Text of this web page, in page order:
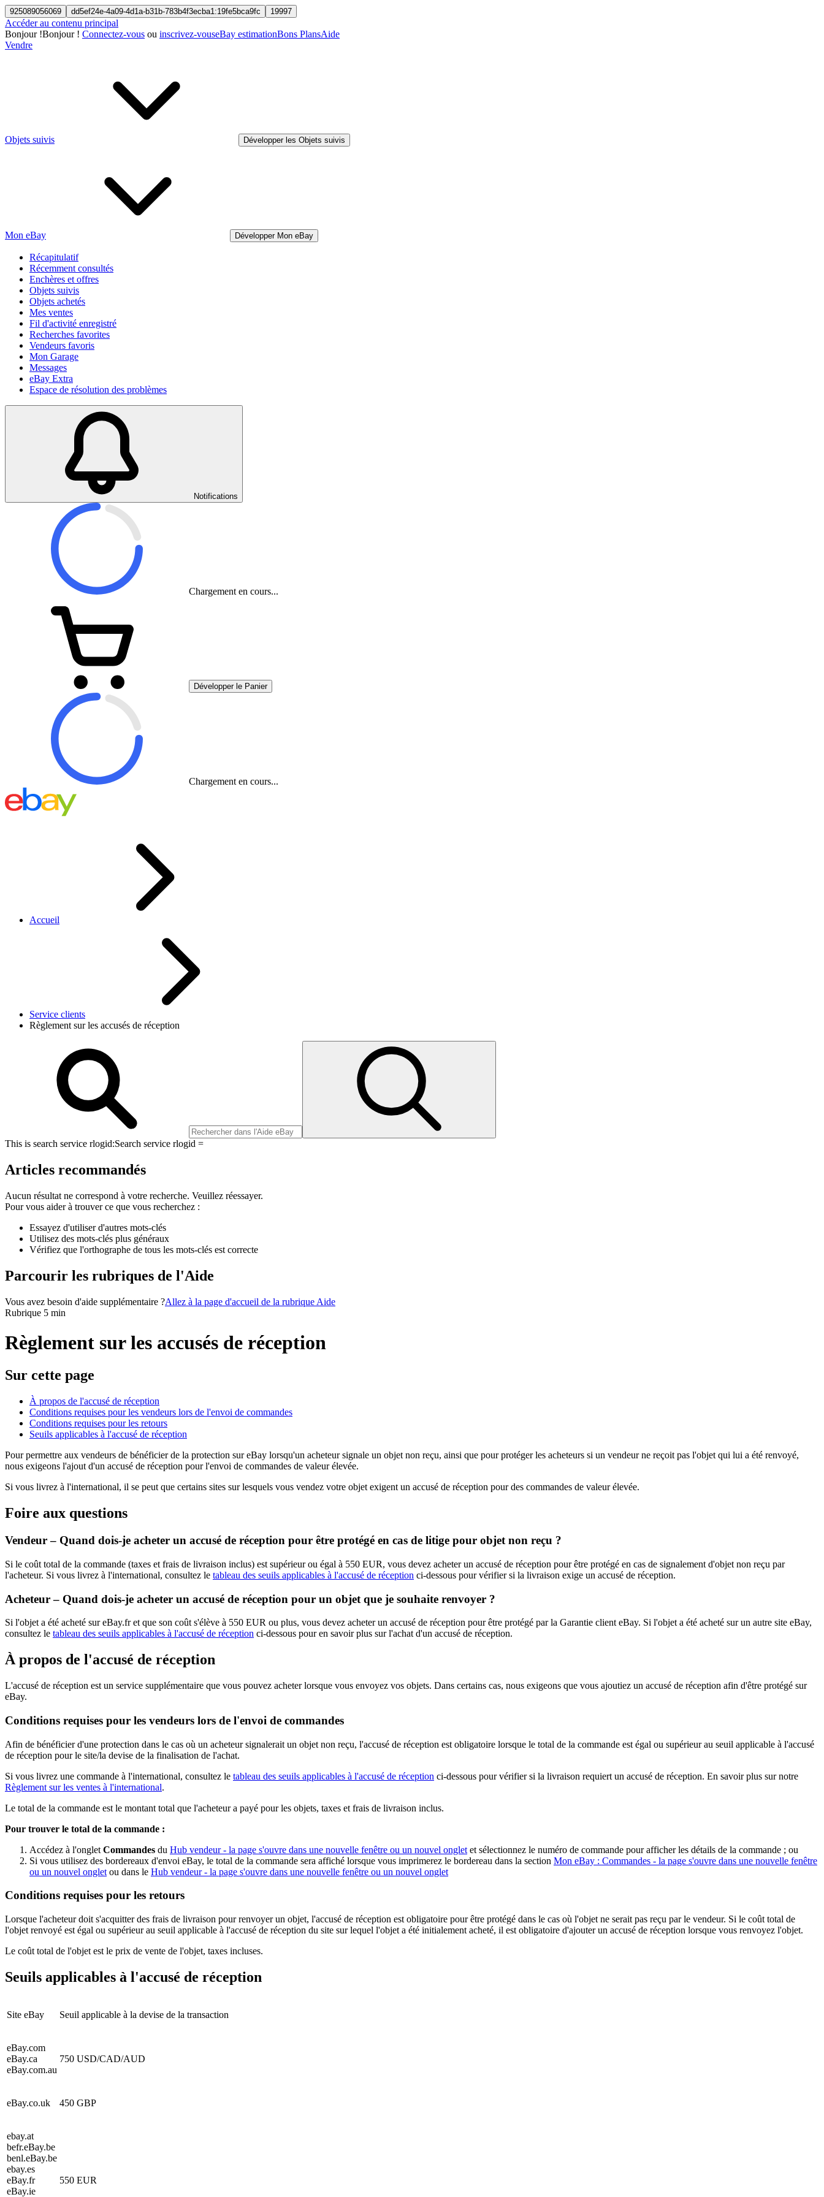
925089056069 dd5ef24e-4a09-4d1a-b31b-783b4f3ecba1:19fe5bca9fc 19997
Accéder au contenu principal
Bonjour !Bonjour ! Connectez-vous ou inscrivez-vouseBay estimationBons PlansAide
Vendre
Objets suivis Développer les Objets suivis
Mon eBay Développer Mon eBay
Récapitulatif
Récemment consultés
Enchères et offres
Objets suivis
Objets achetés
Mes ventes
Fil d'activité enregistré
Recherches favorites
Vendeurs favoris
Mon Garage
Messages
eBay Extra
Espace de résolution des problèmes
Notifications
Chargement en cours...
Développer le Panier
Chargement en cours...
Accueil
Service clients
Règlement sur les accusés de réception
This is search service rlogid:Search service rlogid =
Articles recommandés
Aucun résultat ne correspond à votre recherche. Veuillez réessayer.
Pour vous aider à trouver ce que vous recherchez :
Essayez d'utiliser d'autres mots-clés
Utilisez des mots-clés plus généraux
Vérifiez que l'orthographe de tous les mots-clés est correcte
Parcourir les rubriques de l'Aide
Vous avez besoin d'aide supplémentaire ?Allez à la page d'accueil de la rubrique Aide
Rubrique 5 min
Règlement sur les accusés de réception
Sur cette page
À propos de l'accusé de réception
Conditions requises pour les vendeurs lors de l'envoi de commandes
Conditions requises pour les retours
Seuils applicables à l'accusé de réception
Pour permettre aux vendeurs de bénéficier de la protection sur eBay lorsqu'un acheteur signale un objet non reçu, ainsi que pour protéger les acheteurs si un vendeur ne reçoit pas l'objet qui lui a été renvoyé,
nous exigeons l'ajout d'un accusé de réception pour l'envoi de commandes de valeur élevée.
Si vous livrez à l'international, il se peut que certains sites sur lesquels vous vendez votre objet exigent un accusé de réception pour des commandes de valeur élevée.
Foire aux questions
Vendeur – Quand dois-je acheter un accusé de réception pour être protégé en cas de litige pour objet non reçu ?
Si le coût total de la commande (taxes et frais de livraison inclus) est supérieur ou égal à 550 EUR, vous devez acheter un accusé de réception pour être protégé en cas de signalement d'objet non reçu par
l'acheteur. Si vous livrez à l'international, consultez le tableau des seuils applicables à l'accusé de réception ci-dessous pour vérifier si la livraison exige un accusé de réception.
Acheteur – Quand dois-je acheter un accusé de réception pour un objet que je souhaite renvoyer ?
Si l'objet a été acheté sur eBay.fr et que son coût s'élève à 550 EUR ou plus, vous devez acheter un accusé de réception pour être protégé par la Garantie client eBay. Si l'objet a été acheté sur un autre site eBay,
consultez le tableau des seuils applicables à l'accusé de réception ci-dessous pour en savoir plus sur l'achat d'un accusé de réception.
À propos de l'accusé de réception
L'accusé de réception est un service supplémentaire que vous pouvez acheter lorsque vous envoyez vos objets. Dans certains cas, nous exigeons que vous ajoutiez un accusé de réception afin d'être protégé sur
eBay.
Conditions requises pour les vendeurs lors de l'envoi de commandes
Afin de bénéficier d'une protection dans le cas où un acheteur signalerait un objet non reçu, l'accusé de réception est obligatoire lorsque le total de la commande est égal ou supérieur au seuil applicable à l'accusé
de réception pour le site/la devise de la finalisation de l'achat.
Si vous livrez une commande à l'international, consultez le tableau des seuils applicables à l'accusé de réception ci-dessous pour vérifier si la livraison requiert un accusé de réception. En savoir plus sur notre
Règlement sur les ventes à l'international.
Le total de la commande est le montant total que l'acheteur a payé pour les objets, taxes et frais de livraison inclus.
Pour trouver le total de la commande :
Accédez à l'onglet Commandes du Hub vendeur- la page s'ouvre dans une nouvelle fenêtre ou un nouvel onglet et sélectionnez le numéro de commande pour afficher les détails de la commande ; ou
Si vous utilisez des bordereaux d'envoi eBay, le total de la commande sera affiché lorsque vous imprimerez le bordereau dans la section Mon eBay : Commandes - la page s'ouvre dans une nouvelle fenêtre
ou un nouvel onglet ou dans le Hub vendeur- la page s'ouvre dans une nouvelle fenêtre ou un nouvel onglet
Conditions requises pour les retours
Lorsque l'acheteur doit s'acquitter des frais de livraison pour renvoyer un objet, l'accusé de réception est obligatoire pour être protégé dans le cas où l'objet ne serait pas reçu par le vendeur. Si le coût total de
l'objet renvoyé est égal ou supérieur au seuil applicable à l'accusé de réception du site sur lequel l'objet a été initialement acheté, il est obligatoire d'ajouter un accusé de réception lorsque vous renvoyez l'objet.
Le coût total de l'objet est le prix de vente de l'objet, taxes incluses.
Seuils applicables à l'accusé de réception
Site eBay Seuil applicable à la devise de la transaction
eBay.com
eBay.ca
eBay.com.au
750 USD/CAD/AUD
eBay.co.uk 450 GBP
ebay.at
befr.eBay.be
benl.eBay.be
ebay.es
eBay.fr
eBay.ie
550 EUR